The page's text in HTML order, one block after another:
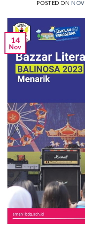
POSTED ON
14
Nov